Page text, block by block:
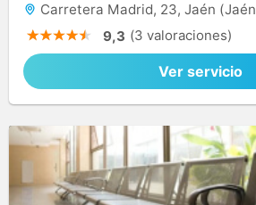
Carretera Madrid, 23, Jaén
9,3 (3 valoraciones)
Ver servicio